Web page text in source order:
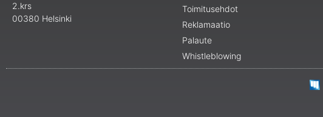
2.krs
00380 Helsinki
Toimitusehdot
Reklamaatio
Palaute
Whistleblowing